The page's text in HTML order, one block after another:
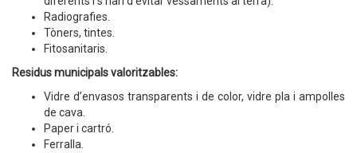
Radiografies.
Tòners, tintes.
Fitosanitaris.
Residus municipals valoritzables:
Vidre d’envasos transparents i de color, vidre pla i ampolles
de cava.
Paper i cartró.
Ferralla.